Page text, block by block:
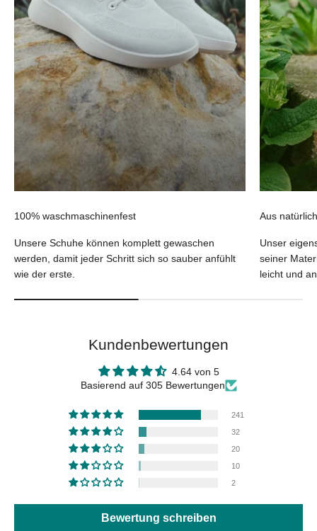
100% waschmaschinenfest
Unsere Schuhe können komplett gewaschen
werden, damit jeder Schritt sich so sauber anfühlt
wie der erste.
Aus
Unser
seiner
leicht und
Kundenbewertungen
4.64 von 5
Basierend auf 305 Bewertungen
241
32
20
10
2
Bewertung schreiben